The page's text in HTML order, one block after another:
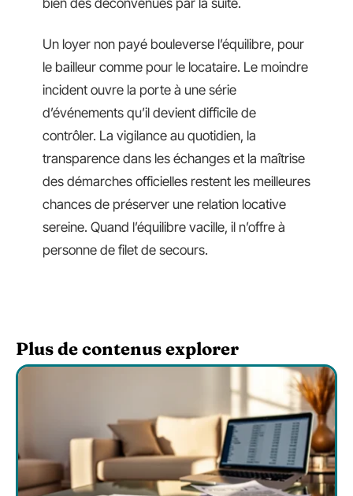
bien des déconvenues par la suite.
Un loyer non payé bouleverse l’équilibre, pour
le bailleur comme pour le locataire. Le moindre
incident ouvre la porte à une série
d’événements qu’il devient difficile de
contrôler. La vigilance au quotidien, la
transparence dans les échanges et la maîtrise
des démarches officielles restent les meilleures
chances de préserver une relation locative
sereine. Quand l’équilibre vacille, il n’offre à
personne de filet de secours.
Plus de contenus explorer